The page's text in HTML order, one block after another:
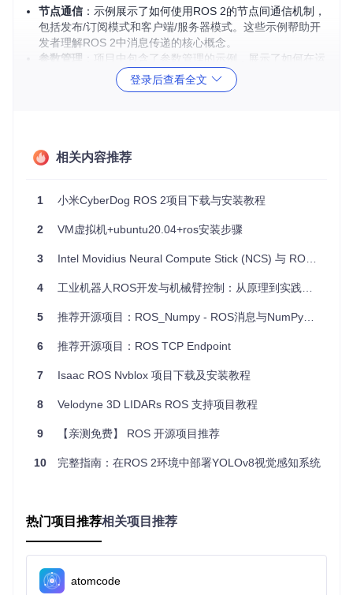
节点通信 ：示例展示了如何使用ROS 2的节点间通信机制，
包括发布/订阅模式和客户端/服务器模式。这些示例帮助开
发者理解ROS 2中消息传递的核心概念。
参数管理 ：项目中包含了参数管理的示例，展示了如何在运
行时动态调整节点参数，这对于机器人系统的灵活配置至关
制来实现节点间的请求/响应通信，这对于需要即时反馈的
场景非常有用。
项目及技术应用场景
ROS 2 示例项目适用于多种机器人应用场景，包括但不限于：
教育与培训：对于初学者和教育机构，这些示例是学习ROS
高级功能。
机器人研发
：在机器人研发过程中，开发者可以通过参考这
些示例来快速实现各种功能模块，从而加速产品开发周期。
系统集成：对于需要集成多个机器人系统的场景，这些示例
提供了标准化的通信和控制方法，有助于实现系统的无缝集
成。
项目特点
ROS 2 示例项目具有以下显著特点：
实用性：示例代码直接来源于实际应用，具有很高的实用价
要选择性地使用，灵活性高。
文档完善：项目提供了详细的文档和教程，帮助开发者快速
上手，减少学习曲线。
社区支持：作为ROS 2生态系统的一部分，该项目得到了广
泛的社区支持，开发者可以在社区中获取帮助和反馈。
登录后查看全文
相关内容推荐
1 小米CyberDog ROS 2项目下载与安装教程
2 VM虚拟机+ubuntu20.04+ros安装步骤
3 Intel Movidius Neural Compute Stick (NCS) 与 ROS 集成教程
4 工业机器人ROS开发与机械臂控制：从原理到实践的6个关键技术点
5 推荐开源项目：ROS_Numpy - ROS消息与NumPy数组的转换神器
6 推荐开源项目：ROS TCP Endpoint
7 Isaac ROS Nvblox 项目下载及安装教程
8 Velodyne 3D LIDARs ROS 支持项目教程
9 【亲测免费】 ROS 开源项目推荐
10 完整指南：在ROS 2环境中部署YOLOv8视觉感知系统
热门项目推荐相关项目推荐
atomcode